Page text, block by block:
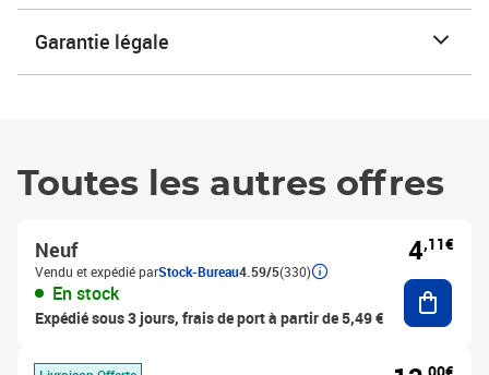
Garantie légale
Toutes les autres offres
Neuf
Vendu et expédié parStock-Bureau4.59/5(330)
En stock
Expédié sous 3 jours, frais de port à partir de 5,49 €
4,11€